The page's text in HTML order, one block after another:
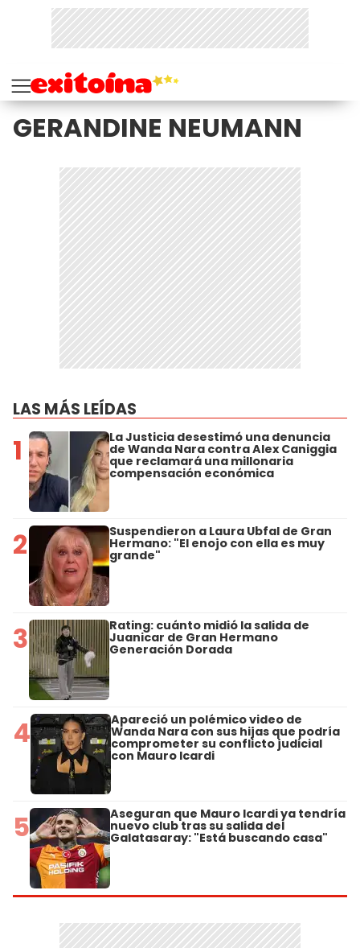
GERANDINE NEUMANN
LAS MÁS LEÍDAS
1 La Justicia desestimó una denuncia
de Wanda Nara contra Alex Caniggia
que reclamará una millonaria
compensación económica
2 Suspendieron a Laura Ubfal de Gran
Hermano: "El enojo con ella es muy
grande"
3 Rating: cuánto midió la salida de
Juanicar de Gran Hermano
Generación Dorada
4 Apareció un polémico video de
Wanda Nara con sus hijas que podría
comprometer su conflicto judicial
con Mauro Icardi
5 Aseguran que Mauro Icardi ya tendría
nuevo club tras su salida del
Galatasaray: "Está buscando casa"